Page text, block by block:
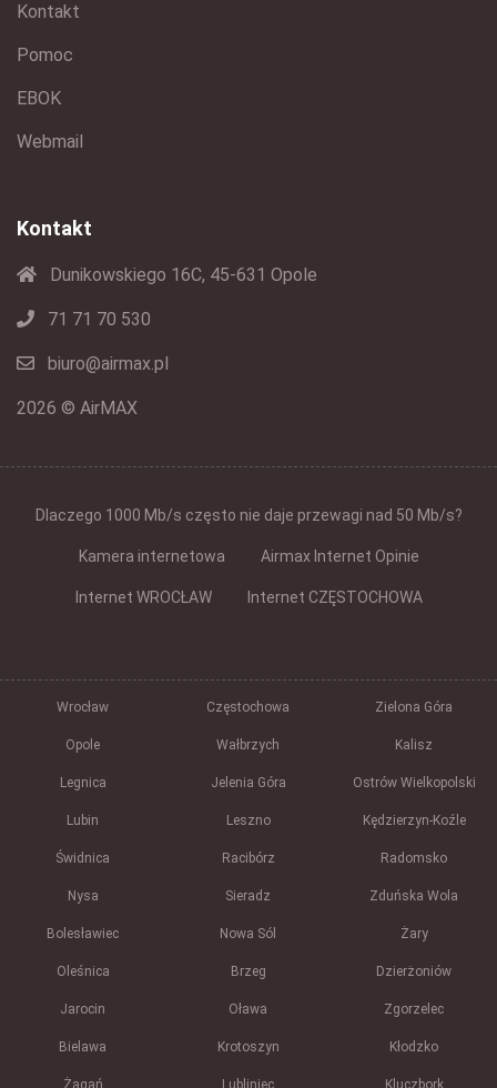
Kontakt
Pomoc
EBOK
Webmail
Kontakt
Dunikowskiego 16C, 45-631 Opole
71 71 70 530
biuro@airmax.pl
2026 © AirMAX
Dlaczego 1000 Mb/s często nie daje przewagi nad 50 Mb/s?
Kamera internetowa Airmax Internet Opinie
Internet WROCŁAW Internet CZĘSTOCHOWA
Wrocław Częstochowa Zielona Góra
Opole Wałbrzych Kalisz
Legnica Jelenia Góra Ostrów Wielkopolski
Lubin Leszno Kędzierzyn-Koźle
Świdnica Racibórz Radomsko
Nysa Sieradz Zduńska Wola
Bolesławiec Nowa Sól Żary
Oleśnica Brzeg Dzierżoniów
Jarocin Oława Zgorzelec
Bielawa Krotoszyn Kłodzko